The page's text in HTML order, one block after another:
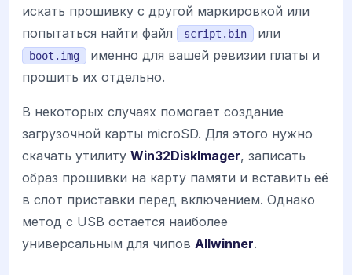
искать прошивку с другой маркировкой или
попытаться найти файл
script.bin или
boot.img
именно для вашей ревизии платы и
прошить их отдельно.
В некоторых случаях помогает создание
загрузочной карты microSD. Для этого нужно
скачать утилиту Win32DiskImager, записать
образ прошивки на карту памяти и вставить её
в слот приставки перед включением. Однако
метод с USB остается наиболее
универсальным для чипов Allwinner.